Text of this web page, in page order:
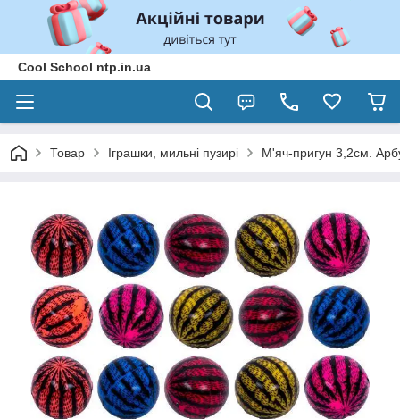
Cool School ntp.in.ua
Товар Іграшки, мильні пузирі М'яч-пригун 3,2см.